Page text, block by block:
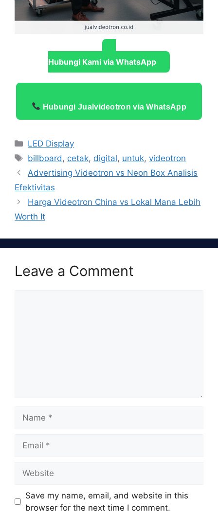
Hubungi Kami via WhatsApp
Hubungi Jualvideotron via WhatsApp
Categories
LED Display
Tags
billboard , cetak, digital, untuk,videotron
Advertising Videotron vs Neon Box Analisis
Efektivitas
Harga Videotron China vs Lokal Mana Lebih
Worth It
Leave a Comment
Save my name, email, and website in this
browser for the next time I comment.